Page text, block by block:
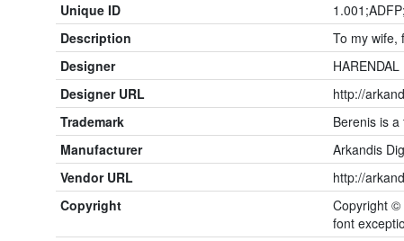
Unique ID
Description
To my wife,
Designer
Designer URL
http://
Trademark
Berenis is a
Manufacturer
Arkandis
Vendor URL
http://
Copyright
Copyright ©
font